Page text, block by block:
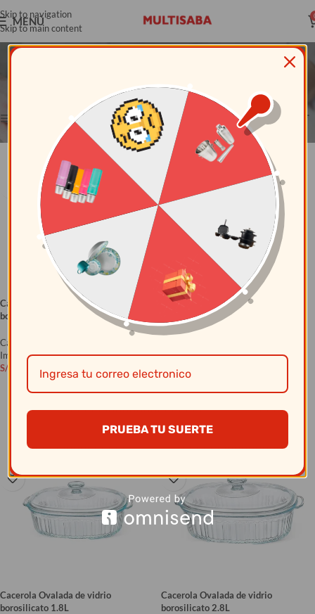
Skip to navigation
Skip to main content
MENÚ
Cacerolas
Ver barra lateral
Cacerola Redonda de vidrio
borosilicato 1.6L
Cacerolas
Importado
S/
AÑADIR AL CARRITO
Cacerola Redonda de vidrio
borosilicato 2.4L
Importado
29.50
Cacerola Ovalada de vidrio
borosilicato 1.8L
Cacerola Ovalada de vidrio
borosilicato 2.8L
PRUEBA TU SUERTE